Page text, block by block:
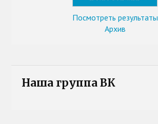
Посмотреть результаты
Архив
Наша группа ВК